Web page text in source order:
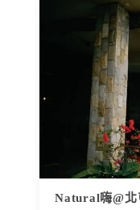
Natural嗨@北